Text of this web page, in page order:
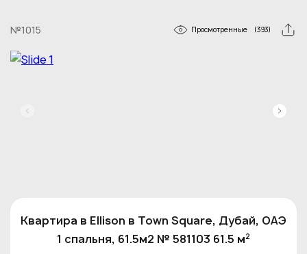
№1015 Просмотренные (393)
Квартира в Ellison в Town Square, Дубай, ОАЭ
1 спальня, 61.5м2 № 581103 61.5 м2